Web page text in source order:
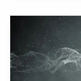
zdolnością
do
samonaprawy